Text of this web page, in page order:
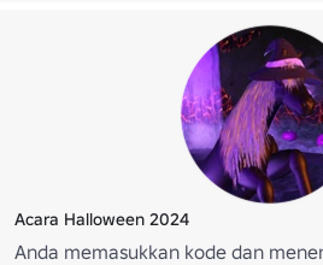
Acara Halloween 2024
Anda memasukkan kode dan